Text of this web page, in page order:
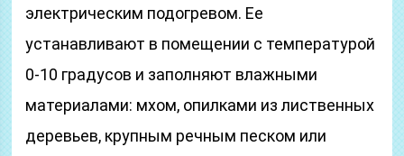
электрическим подогревом. Ее
устанавливают в помещении с температурой
0-10 градусов и заполняют влажными
материалами: мхом, опилками из лиственных
деревьев, крупным речным песком или